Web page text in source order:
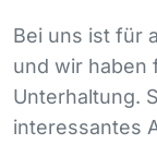
Bei uns ist für
und wir haben
Unterhaltung.
interessantes